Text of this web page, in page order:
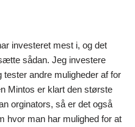
investeret mest i, og det
sådan. Jeg investere
tester andre muligheder af for
Mintos er klart den største
orginators, så er det også
hvor man har mulighed for at